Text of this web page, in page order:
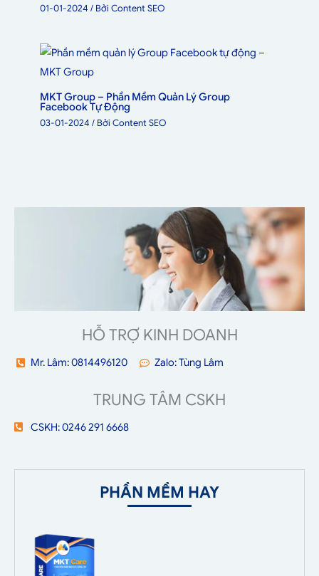
01-01-2024/ BởiContent SEO
MKT Group – Phần Mềm Quản Lý Group
Facebook Tự Động
03-01-2024/ BởiContent SEO
HỖ TRỢ KINH DOANH
Mr. Lâm: 0814496120 Zalo: Tùng Lâm
TRUNG TÂM CSKH
CSKH: 0246 291 6668
PHẦN MỀM HAY